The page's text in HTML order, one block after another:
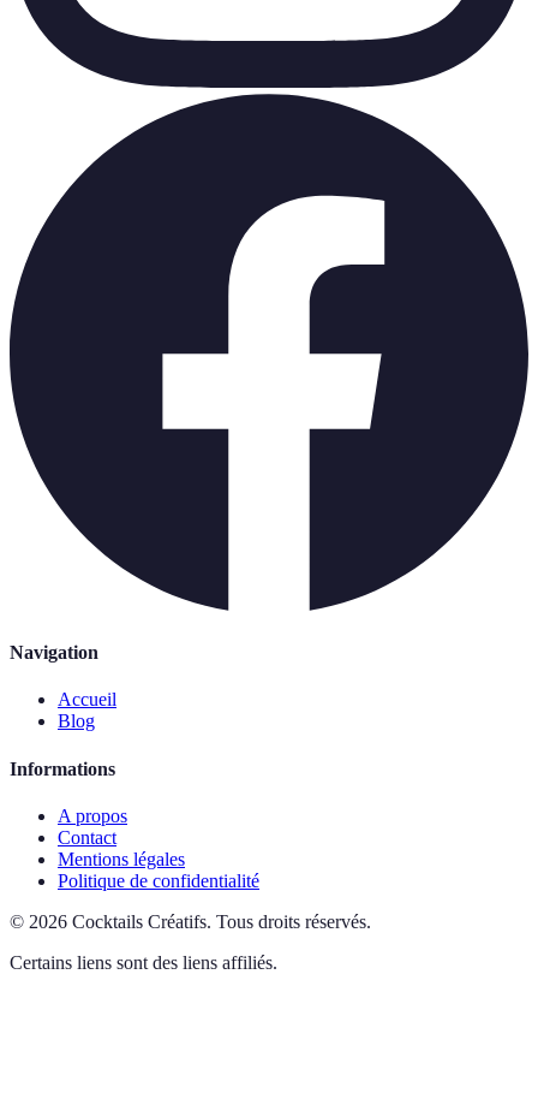
Navigation
Accueil
Blog
Informations
A propos
Contact
Mentions légales
Politique de confidentialité
© 2026 Cocktails Créatifs. Tous droits réservés.
Certains liens sont des liens affiliés.